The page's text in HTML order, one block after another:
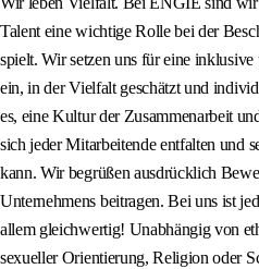
Talent eine wichtige Rolle bei der
spielt. Wir setzen uns für eine
ein, in der Vielfalt geschätzt und
es, eine Kultur der Zusammenarbeit
sich jeder Mitarbeitende entfalten und
kann. Wir begrüßen ausdrücklich
Unternehmens beitragen. Bei uns ist
allem gleichwertig! Unabhängig von
sexueller Orientierung, Religion oder